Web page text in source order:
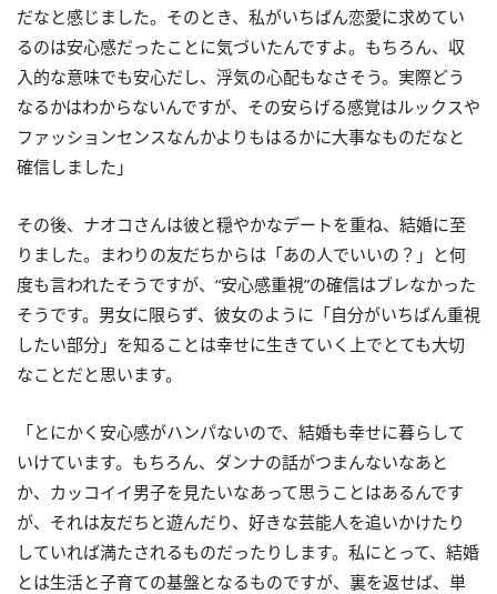
だなと感じました。そのとき、私がいちばん恋愛に求めてい
るのは安心感だったことに気づいたんですよ。もちろん、収
入的な意味でも安心だし、浮気の心配もなさそう。実際どう
なるかはわからないんですが、その安らげる感覚はルックスや
ファッションセンスなんかよりもはるかに大事なものだなと
確信しました」
その後、ナオコさんは彼と穏やかなデートを重ね、結婚に至
りました。まわりの友だちからは「あの人でいいの？」と何
度も言われたそうですが、“安心感重視”の確信はブレなかった
そうです。男女に限らず、彼女のように「自分がいちばん重視
したい部分」を知ることは幸せに生きていく上でとても大切
なことだと思います。
「とにかく安心感がハンパないので、結婚も幸せに暮らして
いけています。もちろん、ダンナの話がつまんないなあと
か、カッコイイ男子を見たいなあって思うことはあるんです
が、それは友だちと遊んだり、好きな芸能人を追いかけたり
していれば満たされるものだったりします。私にとって、結婚
とは生活と子育ての基盤となるものですが、裏を返せば、単